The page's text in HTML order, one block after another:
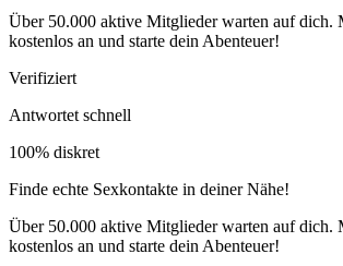
Über 50.000 aktive Mitglieder warten auf dich.
kostenlos an und starte dein Abenteuer!
Verifiziert
Antwortet schnell
100% diskret
Finde echte Sexkontakte in deiner Nähe!
Über 50.000 aktive Mitglieder warten auf dich.
kostenlos an und starte dein Abenteuer!